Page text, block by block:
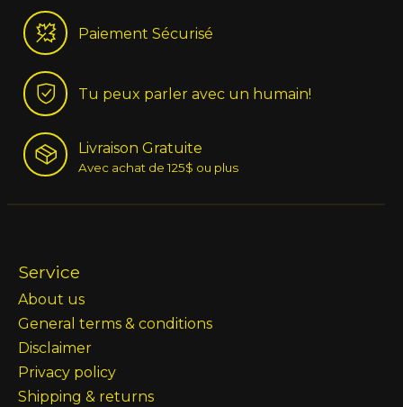
Paiement Sécurisé
Tu peux parler avec un humain!
Livraison Gratuite
Avec achat de 125$ ou plus
Service
About us
General terms & conditions
Disclaimer
Privacy policy
Shipping & returns